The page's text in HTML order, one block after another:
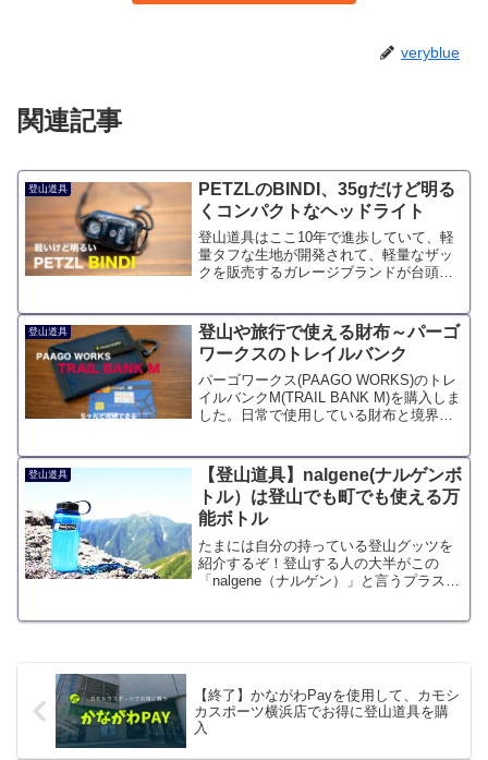
veryblue
関連記事
登山道具
PETZLのBINDI、35gだけど明る
くコンパクトなヘッドライト
登山道具はここ10年で進歩していて、軽
量タフな生地が開発されて、軽量なザッ
クを販売するガレージブランドが台頭し
10年以上同じヘッドライトを使っている
私が、たまたま山道具...
登山道具
登山や旅行で使える財布～パーゴ
ワークスのトレイルバンク
パーゴワークス(PAAGO WORKS)のトレ
イルバンクM(TRAIL BANK M)を購入しま
した。日常で使用している財布と境界線
量の財布はいくらでもありますが、機
能...
登山道具
【登山道具】nalgene(ナルゲンボ
トル）は登山でも町でも使える万
能ボトル
たまには自分の持っている登山グッツを
紹介するぞ！登山する人の大半がこの
「nalgene（ナルゲン）」と言うプラスチ
【終了】かながわPayを使用して、カモシ
カスポーツ横浜店でお得に登山道具を購
入